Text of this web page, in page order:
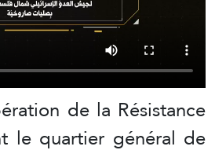
de la Résistance
le quartier général de